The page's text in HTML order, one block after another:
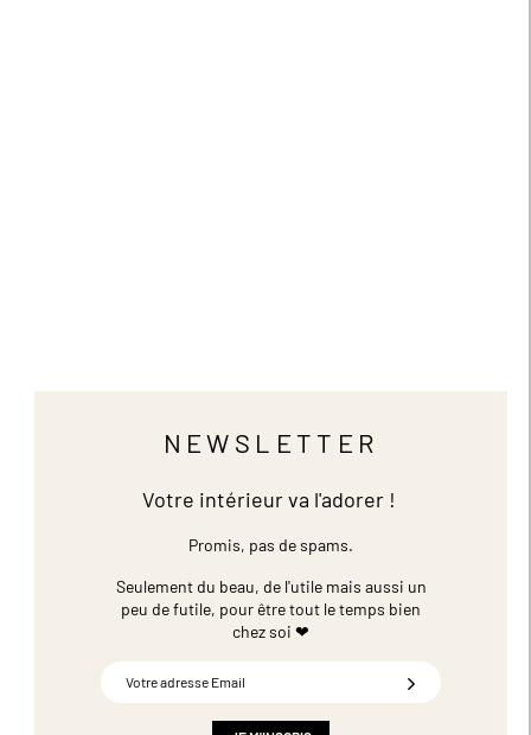
NEWSLETTER
Votre intérieur va l'adorer !
Promis, pas de spams.
Seulement du beau, de l'utile mais aussi un
peu de futile, pour être tout le temps bien
chez soi ❤